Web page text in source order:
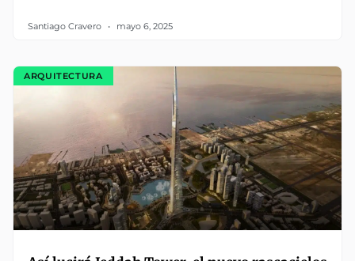
Santiago Cravero mayo 6, 2025
ARQUITECTURA